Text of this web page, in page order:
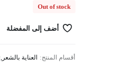
Out of stock
أضف إلى المفضلة
أقسام المنتج: العناية بالشعر ,